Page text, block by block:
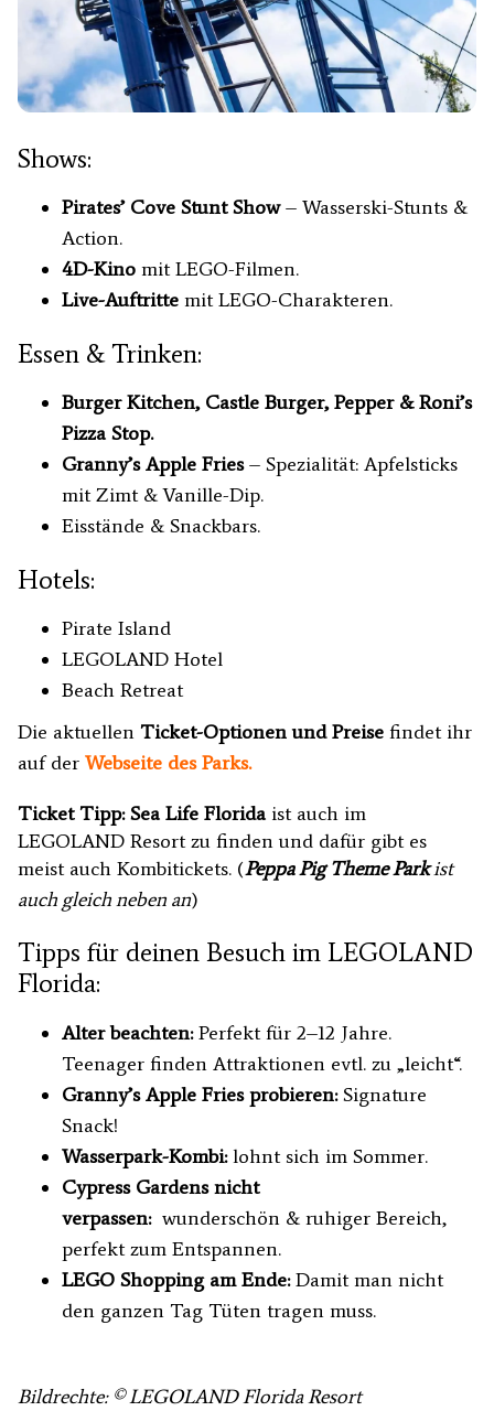
Shows:
Pirates’ Cove Stunt Show– Wasserski-Stunts &
Action.
4D-Kino mit LEGO-Filmen.
Live-Auftritte mit LEGO-Charakteren.
Essen & Trinken:
Burger Kitchen, Castle Burger, Pepper & Roni’s
Pizza Stop.
Granny’s Apple Fries– Spezialität: Apfelsticks
mit Zimt & Vanille-Dip.
Eisstände & Snackbars.
Hotels:
Pirate Island
LEGOLAND Hotel
Beach Retreat
Die aktuellen Ticket-Optionen und Preise findet ihr
auf der Webseite des Parks.
Ticket Tipp: Sea Life Florida ist auch im
LEGOLAND Resort zu finden und dafür gibt es
meist auch Kombitickets. (Peppa Pig Theme Parkist
auch gleich neben an)
Tipps für deinen Besuch im LEGOLAND
Florida:
Alter beachten:Perfekt für 2–12 Jahre.
Teenager finden Attraktionen evtl. zu „leicht“.
Granny’s Apple Fries probieren:Signature
Snack!
Wasserpark-Kombi:lohnt sich im Sommer.
Cypress Gardens nicht
verpassen:wunderschön & ruhiger Bereich,
perfekt zum Entspannen.
LEGO Shopping am Ende:Damit man nicht
den ganzen Tag Tüten tragen muss.
Bildrechte: © LEGOLAND Florida Resort